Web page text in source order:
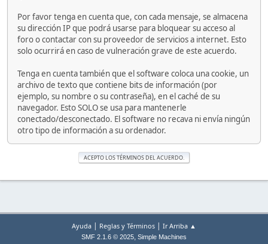
Por favor tenga en cuenta que, con cada mensaje, se almacena
su dirección IP que podrá usarse para bloquear su acceso al
foro o contactar con su proveedor de servicios a internet. Esto
solo ocurrirá en caso de vulneración grave de este acuerdo.
Tenga en cuenta también que el software coloca una cookie, un
archivo de texto que contiene bits de información (por
ejemplo, su nombre o su contraseña), en el caché de su
navegador. Esto SOLO se usa para mantenerle
conectado/desconectado. El software no recava ni envía ningún
otro tipo de información a su ordenador.
Ayuda | Reglas y Términos | Ir Arriba ▲
SMF 2.1.6 © 2025, Simple Machines